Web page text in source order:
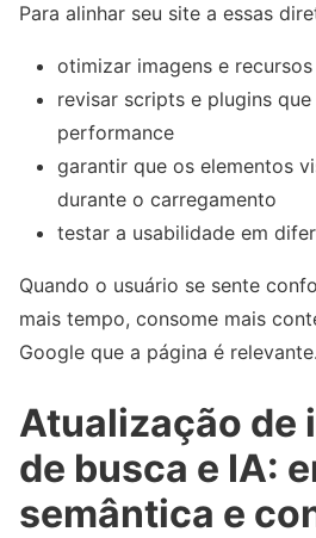
Para alinhar seu site a essas
otimizar imagens e
revisar scripts e plugins
performance
garantir que os elementos
durante o carregamento
testar a usabilidade em
Quando o usuário se sente
mais tempo, consome mais
Google que a página é relevante.
Atualização de
de busca e IA:
semântica e